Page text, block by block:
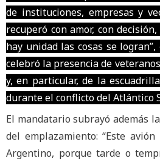
de instituciones, empresas y
recuperó con amor, con
hay unidad las cosas se
celebró la presencia de
y, en particular, de la
durante el conflicto del Atlántico
El mandatario subrayó además
del emplazamiento: “Este
Argentino, porque tarde o